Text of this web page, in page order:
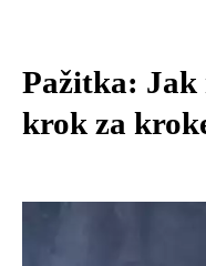
Pažitka: Jak
krok za